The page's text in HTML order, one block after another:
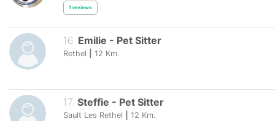
1 reviews
16 Emilie - Pet Sitter
Rethel 12 Km.
17. Steffie - Pet Sitter
Sault Les Rethel 12 Km.